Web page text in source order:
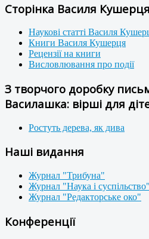
Сторінка Василя Кушерця
Наукові статті Василя
Книги Василя Кушерця
Рецензії на книги
Висловлювання про події
З творчого доробку
Василашка: вірші для
Ростуть дерева, як дива
Наші видання
Журнал "Трибуна"
Журнал "Наука і суспільство"
Журнал "Редакторське око"
Конференції